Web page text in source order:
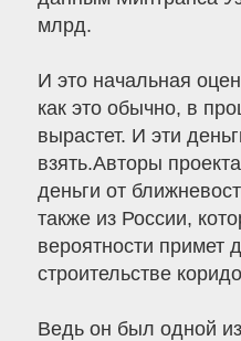
млрд.
И это начальная
как это обычно, в
вырастет. И эти
взять.Авторы
деньги от
также из России,
вероятности примет
строительстве
Ведь он был одной